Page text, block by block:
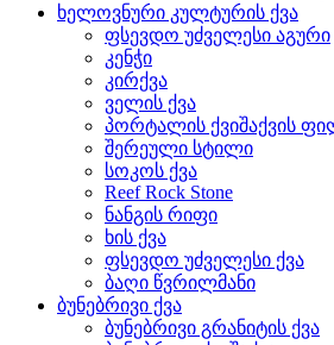
ხელოვნური კულტურის ქვა
ფსევდო უძველესი აგური
კენჭი
კირქვა
ველის ქვა
პორტალის ქვიშაქვის
შერეული სტილი
სოკოს ქვა
Reef Rock Stone
ნანგის რიფი
ხის ქვა
ფსევდო უძველესი ქვა
ბაღი წვრილმანი
ბუნებრივი ქვა
ბუნებრივი გრანიტის ქვა